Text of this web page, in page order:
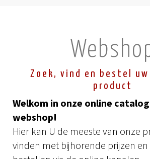
Zoek, vind en bestel
product
Welkom in onze online
webshop!
Hier kan U de meeste van onze
vinden met bijhorende prijzen